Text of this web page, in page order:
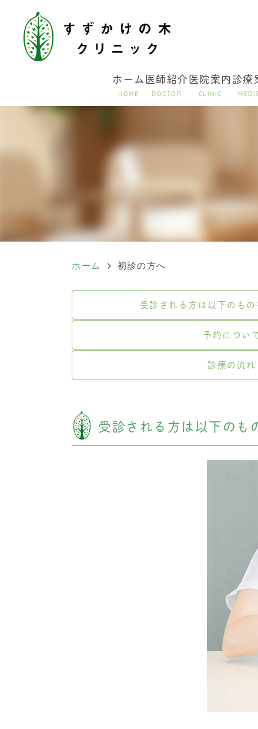
ホーム
HOME
医師紹介
DOCTOR
医院案内
CLINIC
診療
ホーム 初診の方へ
受診される方は以下のも
予約につい
診療の流れ
受診される方は以下のも